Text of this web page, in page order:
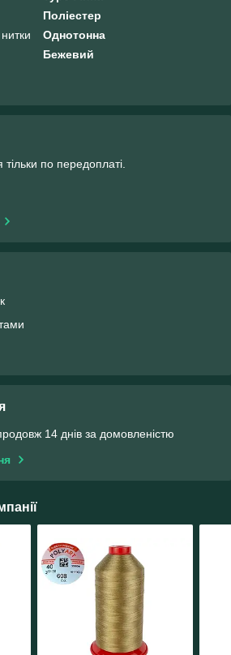
Поліестер
Однотонна
Бежевий
по передоплаті.
14 днів за домовленістю